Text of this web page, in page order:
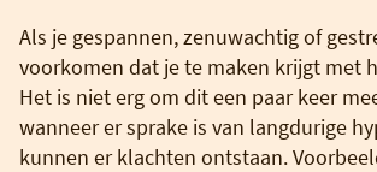
Als je gespannen, zenuwachtig of
voorkomen dat je te maken krijgt met
Het is niet erg om dit een paar keer
wanneer er sprake is van langdurige
kunnen er klachten ontstaan.